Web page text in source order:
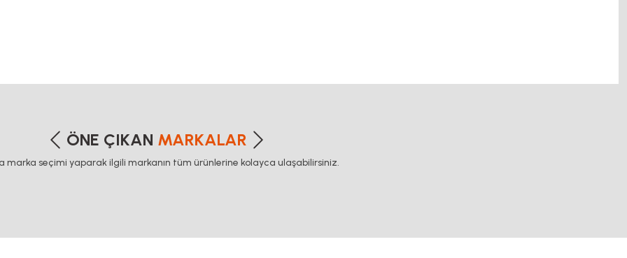
ÖNE ÇIKAN MARKALAR
marka seçimi yaparak ilgili markanın tüm ürünlerine kolayca ulaşabilirsiniz.